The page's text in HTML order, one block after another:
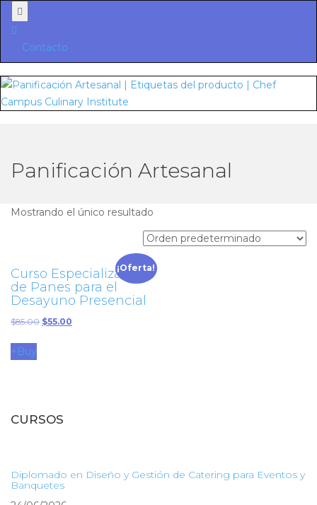
Menu
Contacto
Panificación Artesanal
Mostrando el único resultado
¡Oferta!
Curso Especializado
de Panes para el
Desayuno Presencial
$85.00 El
$55.00
+Buy
CURSOS
Diplomado en Diseño y Gestión de Catering para Eventos y
Banquetes